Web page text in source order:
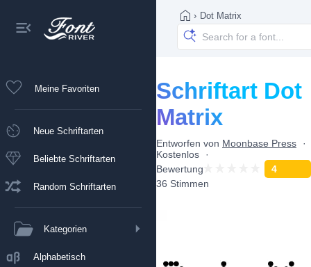
Meine Favoriten
Neue Schriftarten
Beliebte Schriftarten
Random Schriftarten
Kategorien
Alphabetisch
› Dot Matrix
Schriftart Dot
Matrix
Entworfen von Moonbase Press
Kostenlos
Bewertung
4
36 Stimmen